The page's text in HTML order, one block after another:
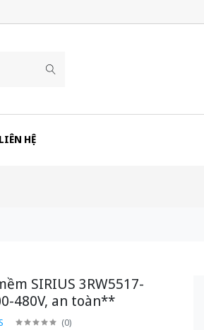
LIÊN HỆ
SIRIUS 3RW5517-
480V, an toàn**
(0)